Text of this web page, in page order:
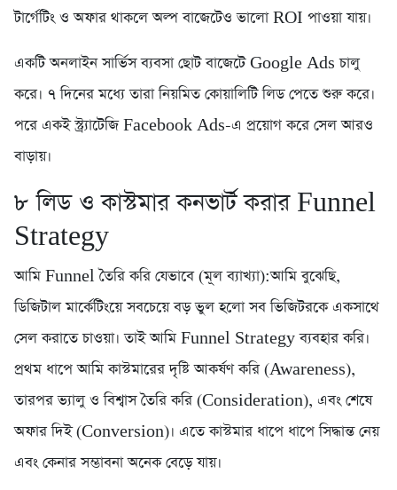
টার্গেটিং ও অফার থাকলে অল্প বাজেটেও ভালো ROI পাওয়া যায়।
একটি অনলাইন সার্ভিস ব্যবসা ছোট বাজেটে Google Ads চালু
করে। ৭ দিনের মধ্যে তারা নিয়মিত কোয়ালিটি লিড পেতে শুরু করে।
পরে একই স্ট্র্যাটেজি Facebook Ads-এ প্রয়োগ করে সেল আরও
বাড়ায়।
৮️ লিড ও কাস্টমার কনভার্ট করার Funnel
Strategy
আমি Funnel তৈরি করি যেভাবে (মূল ব্যাখ্যা):আমি বুঝেছি,
ডিজিটাল মার্কেটিংয়ে সবচেয়ে বড় ভুল হলো সব ভিজিটরকে একসাথে
সেল করাতে চাওয়া। তাই আমি Funnel Strategy ব্যবহার করি।
প্রথম ধাপে আমি কাস্টমারের দৃষ্টি আকর্ষণ করি (Awareness),
তারপর ভ্যালু ও বিশ্বাস তৈরি করি (Consideration), এবং শেষে
অফার দিই (Conversion)। এতে কাস্টমার ধাপে ধাপে সিদ্ধান্ত নেয়
এবং কেনার সম্ভাবনা অনেক বেড়ে যায়।